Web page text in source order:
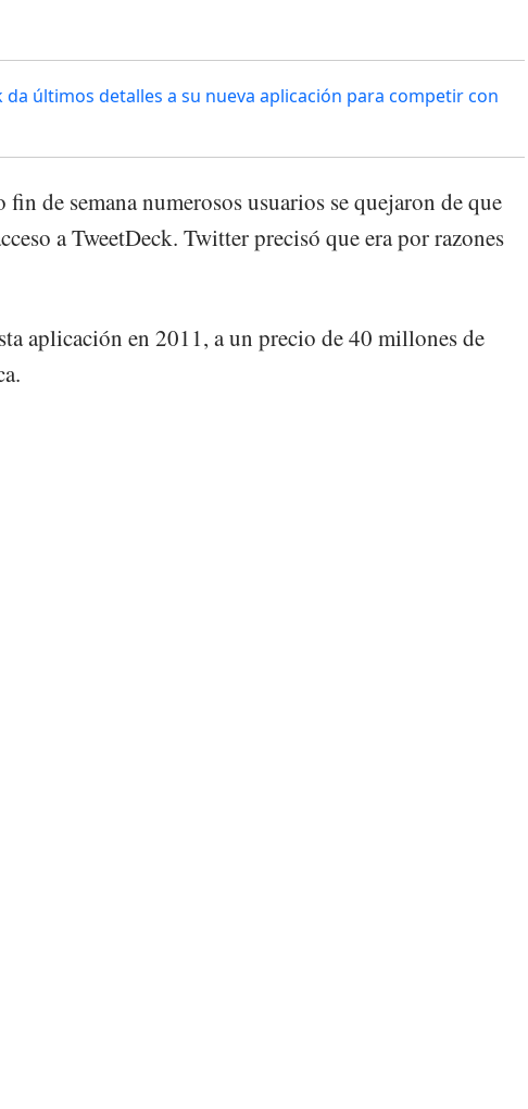
da últimos detalles a su nueva aplicación para competir con
fin de semana numerosos usuarios se quejaron de que
a TweetDeck. Twitter precisó que era por razones
aplicación en 2011, a un precio de 40 millones de